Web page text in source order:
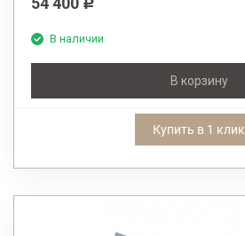
Р
В наличии
В корзину
Купить в 1 клик